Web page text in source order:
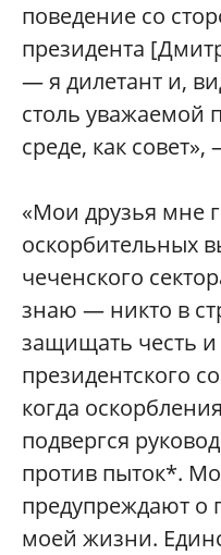
поведение со
президента
— я дилетант и,
столь уважаемой
среде, как
«Мои друзья мне
оскорбительных
чеченского
знаю — никто в
защищать честь и
президентского
когда
подвергся
против пыток*.
предупреждают о
моей жизни.